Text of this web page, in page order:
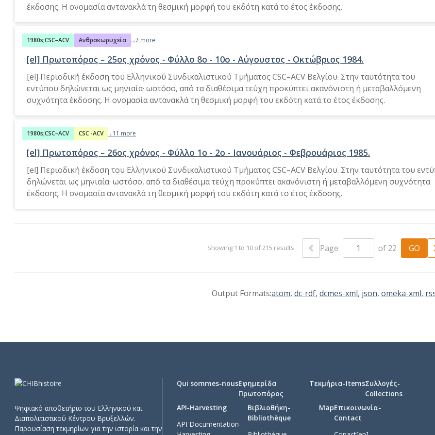
έκδοσης. Η ονομασία αντανακλά τη θεσμική μορφή του εκδότη κατά το έτος έκδοσης.
1980s;CSC–ACV Ανθρακωρυχεία ...7 more
[el] Πρωτοπόρος – 25ος χρόνος - Φύλλο 8o - 10ο - Αύγουστος - Οκτώβριος 1984.
[el] Περιοδική έκδοση του Ελληνικού Συνδικαλιστικού Τμήματος CSC–ACV Βελγίου. Στην ταυτότητα του
εντύπου δηλώνεται ως μηνιαία· ωστόσο, από τα διαθέσιμα τεύχη προκύπτει ακανόνιστη ή μεταβαλλόμενη
συχνότητα έκδοσης. Η ονομασία αντανακλά τη θεσμική μορφή του εκδότη κατά το έτος έκδοσης.
1980s;CSC–ACV CSC -ACV ...11 more
[el] Πρωτοπόρος – 26ος χρόνος - Φύλλο 1o - 2ο - Ιανουάριος - Φεβρουάριος 1985.
[el] Περιοδική έκδοση του Ελληνικού Συνδικαλιστικού Τμήματος CSC–ACV Βελγίου. Στην ταυτότητα του
δηλώνεται ως μηνιαία· ωστόσο, από τα διαθέσιμα τεύχη προκύπτει ακανόνιστη ή μεταβαλλόμενη συχνότητα
έκδοσης. Η ονομασία αντανακλά τη θεσμική μορφή του εκδότη κατά το έτος έκδοσης.
Showing 1 to 10 of 215 results Page of 22
Output Formats:atom, dc-rdf, dcmes-xml, json, omeka-xml,
Ψηφιακό αποθετήριο του Ελληνικού και
Διαπολιτιστικού Κέντρου Βρυξελλών.
Παρουσίαση τεκμηρίων για την ιστορία και την
Qui sommes-nousΕφημερίδα
Πρωτοπόρος
Τεκμήρια-ItemsΣυλλογές-
Collections
API-Harvesting
API Documentation-
Βιβλιοθήκη-
Bibliothèque
MapΕπικοινωνία-
Contact